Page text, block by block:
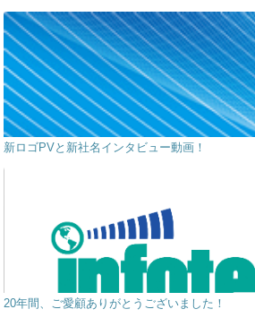
新ロゴPVと新社名インタビュー動画！
20年間、ご愛顧ありがとうございました！